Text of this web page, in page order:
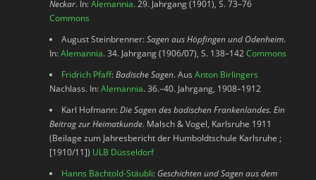
Neckar. In:Alemannia. 29. Jahrgang (1901), S. 73–76
Commons
August Steinbrenner:Sagen aus Höpfingen und Odenheim.
In:Alemannia. 34. Jahrgang (1906/07), S. 138–142Commons
Fridrich Pfaff:Badische Sagen. AusAnton Birlingers
Nachlass. In:Alemannia. 36.–40. Jahrgang, 1908–1912
Karl Hofmann:Die Sagen des badischen Frankenlandes. Ein
Beitrag zur Heimatkunde. Malsch & Vogel, Karlsruhe 1911
(Beilage zum Jahresbericht der Humboldtschule Karlsruhe ;
[1910/11]) ULB Düsseldorf
Hanns Bächtold-Stäubli: Geschichten und Sagen aus dem